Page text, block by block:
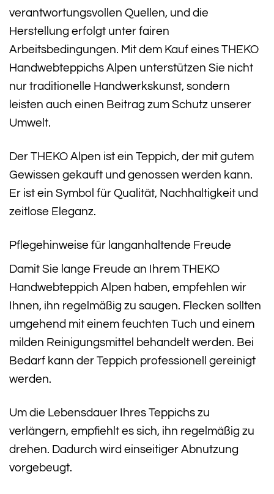
verantwortungsvollen Quellen, und die
Herstellung erfolgt unter fairen
Arbeitsbedingungen. Mit dem Kauf eines THEKO
Handwebteppichs Alpen unterstützen Sie nicht
nur traditionelle Handwerkskunst, sondern
leisten auch einen Beitrag zum Schutz unserer
Umwelt.
Der THEKO Alpen ist ein Teppich, der mit gutem
Gewissen gekauft und genossen werden kann.
Er ist ein Symbol für Qualität, Nachhaltigkeit und
zeitlose Eleganz.
Pflegehinweise für langanhaltende Freude
Damit Sie lange Freude an Ihrem THEKO
Handwebteppich Alpen haben, empfehlen wir
Ihnen, ihn regelmäßig zu saugen. Flecken sollten
umgehend mit einem feuchten Tuch und einem
milden Reinigungsmittel behandelt werden. Bei
Bedarf kann der Teppich professionell gereinigt
werden.
Um die Lebensdauer Ihres Teppichs zu
verlängern, empfiehlt es sich, ihn regelmäßig zu
drehen. Dadurch wird einseitiger Abnutzung
vorgebeugt.